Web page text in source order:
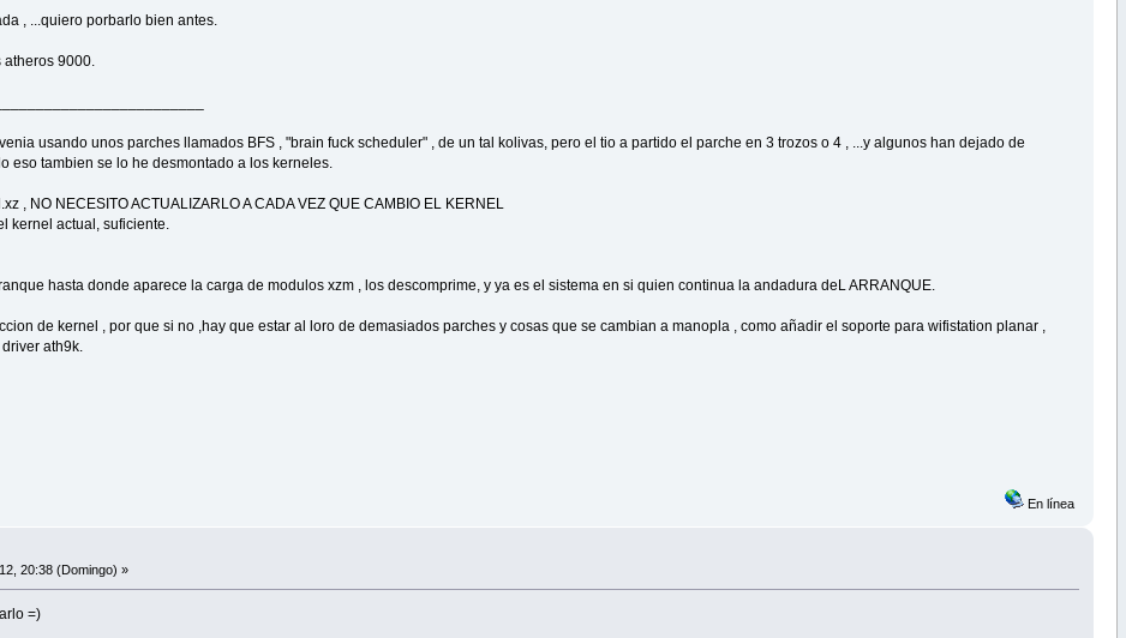
, ...quiero porbarlo bien antes.
atheros 9000.
usando unos parches llamados BFS , "brain fuck scheduler" , de un tal kolivas, pero el tio a partido el parche en 3 trozos o 4 , ...y algunos han dejado de
eso tambien se lo he desmontado a los kerneles.
, NO NECESITO ACTUALIZARLO A CADA VEZ QUE CAMBIO EL KERNEL
kernel actual, suficiente.
hasta donde aparece la carga de modulos xzm , los descomprime, y ya es el sistema en si quien continua la andadura deL ARRANQUE.
de kernel , por que si no ,hay que estar al loro de demasiados parches y cosas que se cambian a manopla , como añadir el soporte para wifistation planar ,
ath9k.
En línea
20:38 (Domingo) »
=)